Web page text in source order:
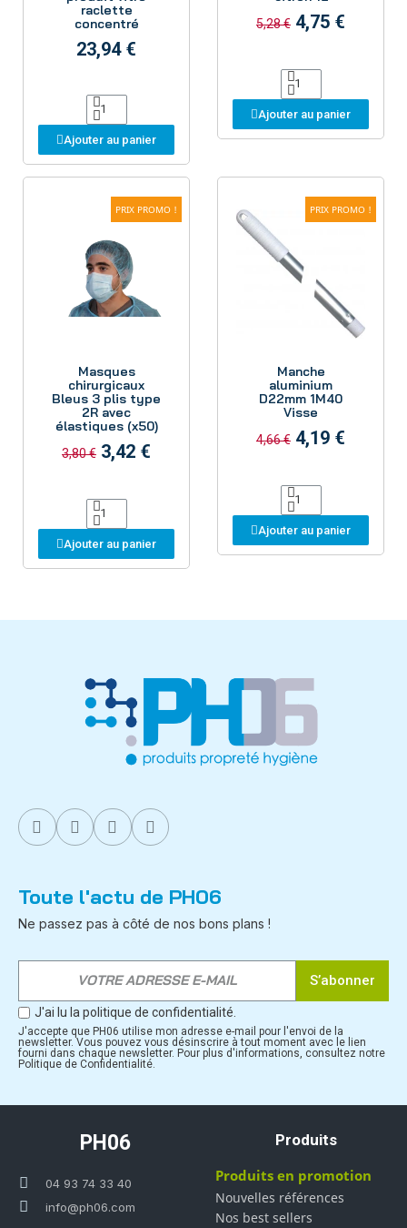
raclette
concentré
23,94 €
Ajouter au panier
5,28 € 4,75 €
Ajouter au panier
PRIX PROMO !
Masques
chirurgicaux
Bleus 3 plis type
2R avec
élastiques (x50)
3,80 € 3,42 €
Ajouter au panier
PRIX PROMO !
Manche
aluminium
D22mm 1M40
Visse
4,66 € 4,19 €
Ajouter au panier
Toute l'actu de PH06
Ne passez pas à côté de nos bons plans !
S’abonner
J'ai lu la politique de confidentialité.
J'accepte que PH06 utilise mon adresse e-mail pour l'envoi de la
newsletter. Vous pouvez vous désinscrire à tout moment avec le lien
fourni dans chaque newsletter. Pour plus d'informations, consultez notre
Politique de Confidentialité.
PH06
04 93 74 33 40
info@ph06.com
Produits
Produits en promotion
Nouvelles références
Nos best sellers